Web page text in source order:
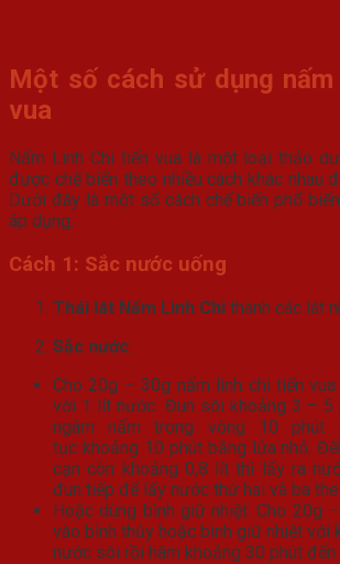
Một số cách sử dụng
vua
Nấm Linh Chi tiến vua là một loại thảo
được chế biến theo nhiều cách khác nhau
Dưới đây là một số cách chế biến phổ
áp dụng:
Cách 1: Sắc nước uống
Thái lát Nấm Linh Chi thành các lát
Sắc nước:
Cho 20g – 30g nấm linh chi tiến
với 1 lít nước. Đun sôi khoảng 3 – 5
ngâm nấm trong vòng 10
tục khoảng 10 phút bằng lửa nhỏ.
cạn còn khoảng 0,8 lít thì lấy ra
đun tiếp để lấy nước thứ hai và ba
Hoặc dùng bình giữ nhiệt: Cho 20g
vào bình thủy hoặc bình giữ nhiệt với
nước sôi rồi hãm khoảng 30 phút đến